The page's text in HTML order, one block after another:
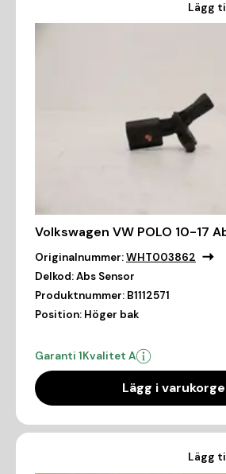
Lägg
Volkswagen VW POLO 10-17
Originalnummer:WHT003862
Delkod:Abs Sensor
Produktnummer: B1112571
Position: Höger bak
Garanti 1Kvalitet A
Lägg i
Lägg